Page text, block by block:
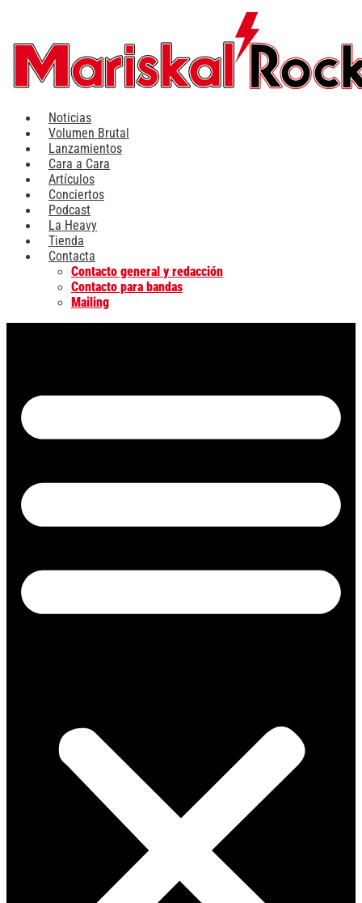
contenido
Noticias
Volumen Brutal
Lanzamientos
Cara a Cara
Artículos
Conciertos
Podcast
La Heavy
Tienda
Contacta
Contacto general y redacción
Contacto para bandas
Mailing